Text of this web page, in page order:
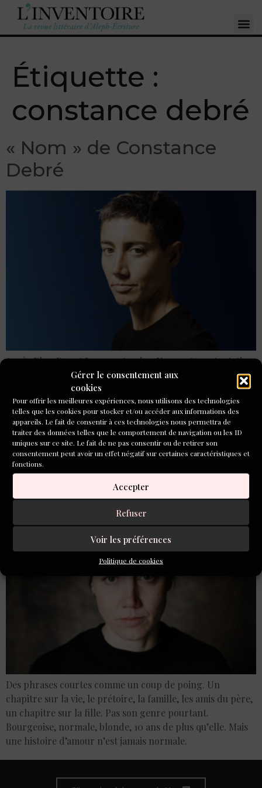
Gérer le consentement aux
cookies
Pour offrir les meilleures expériences, nous utilisons des technologies
telles que les cookies pour stocker et/ou accéder aux informations des
appareils. Le fait de consentir à ces technologies nous permettra de
traiter des données telles que le comportement de navigation ou les ID
uniques sur ce site. Le fait de ne pas consentir ou de retirer son
consentement peut avoir un effet négatif sur certaines caractéristiques et
fonctions.
Accepter
Refuser
Voir les préférences
Politique de cookies
Étiquette :
constance debré
« Nom » de Constance
Debré
Après Play-Boy et Love me tender, Nom, est une tentative
d’échapper à sa filiation, de se réinventer totalement. Mais
court dans ce livre aussi cette question autour de
l’évocation de sa mère, la seule à être sauvée de l’enfance
Réveiller les dormeurs.
Constance Debré « Play-
boy »
Des phrases courtes comme un coup de poing. Un
chapitre sur la vie, le prétoire, la famille, les amis du père,
un chapitre sur la fille. Pas son genre pourtant.
Bourgeoise, normale, blonde, 10 ans de plus qu’elle. Mais
une histoire d’amour n’est jamais normale.